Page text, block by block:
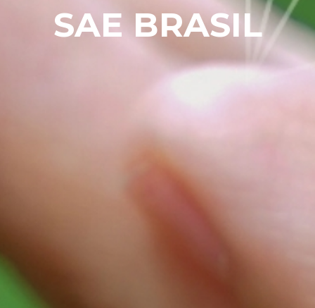
SAE BRASIL